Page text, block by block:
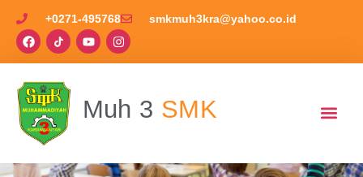
+0271-495768 smkmuh3kra@yahoo.co.id
Muh 3 SMK